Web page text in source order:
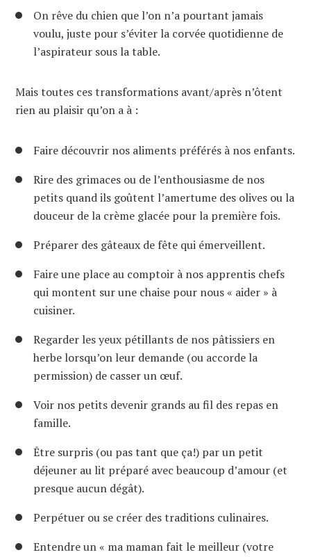
On rêve du chien que l’on n’a pourtant jamais
voulu, juste pour s’éviter la corvée quotidienne de
l’aspirateur sous la table.
Mais toutes ces transformations avant/après n’ôtent
rien au plaisir qu’on a à :
Faire découvrir nos aliments préférés à nos enfants.
Rire des grimaces ou de l’enthousiasme de nos
petits quand ils goûtent l’amertume des olives ou la
douceur de la crème glacée pour la première fois.
Préparer des gâteaux de fête qui émerveillent.
Faire une place au comptoir à nos apprentis chefs
qui montent sur une chaise pour nous « aider » à
cuisiner.
Regarder les yeux pétillants de nos pâtissiers en
herbe lorsqu’on leur demande (ou accorde la
permission) de casser un œuf.
Voir nos petits devenir grands au fil des repas en
famille.
Être surpris (ou pas tant que ça!) par un petit
déjeuner au lit préparé avec beaucoup d’amour (et
presque aucun dégât).
Perpétuer ou se créer des traditions culinaires.
Entendre un « ma maman fait le meilleur (votre